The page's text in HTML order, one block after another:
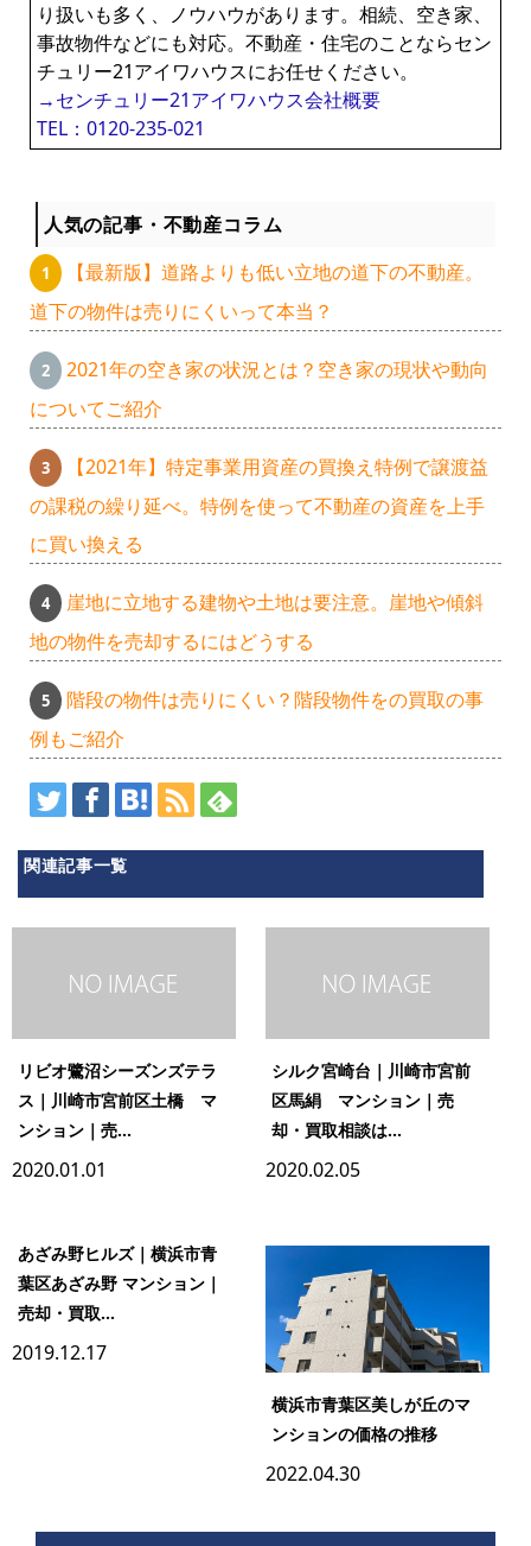
り扱いも多く、ノウハウがあります。相続、空き家、
事故物件などにも対応。不動産・住宅のことならセン
チュリー21アイワハウスにお任せください。
→センチュリー21アイワハウス会社概要
TEL：0120-235-021
人気の記事・不動産コラム
【最新版】道路よりも低い立地の道下の不動産。
道下の物件は売りにくいって本当？
2021年の空き家の状況とは？空き家の現状や動向
についてご紹介
【2021年】特定事業用資産の買換え特例で譲渡益
の課税の繰り延べ。特例を使って不動産の資産を上手
に買い換える
崖地に立地する建物や土地は要注意。崖地や傾斜
地の物件を売却するにはどうする
階段の物件は売りにくい？階段物件をの買取の事
例もご紹介
関連記事一覧
リビオ鷺沼シーズンズテラ
ス｜川崎市宮前区土橋 マ
ンション｜売...
2020.01.01
シルク宮崎台｜川崎市宮前
区馬絹 マンション｜売
却・買取相談は...
2020.02.05
あざみ野ヒルズ｜横浜市青
葉区あざみ野 マンション｜
売却・買取...
2019.12.17
横浜市青葉区美しが丘のマ
ンションの価格の推移
2022.04.30